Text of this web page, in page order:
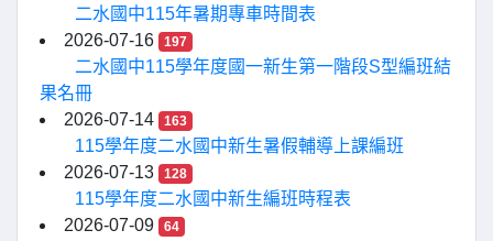
二水國中115年暑期專車時間表
2026-07-16
197
二水國中115學年度國一新生第一階段S型編班結
果名冊
2026-07-14
163
115學年度二水國中新生暑假輔導上課編班
2026-07-13
128
115學年度二水國中新生編班時程表
2026-07-09
64